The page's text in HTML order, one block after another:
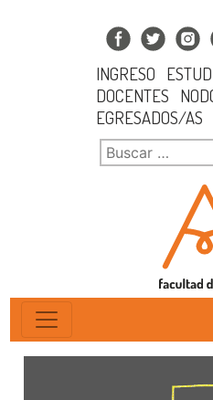
INGRESO
DOCENTES
EGRESADOS/AS